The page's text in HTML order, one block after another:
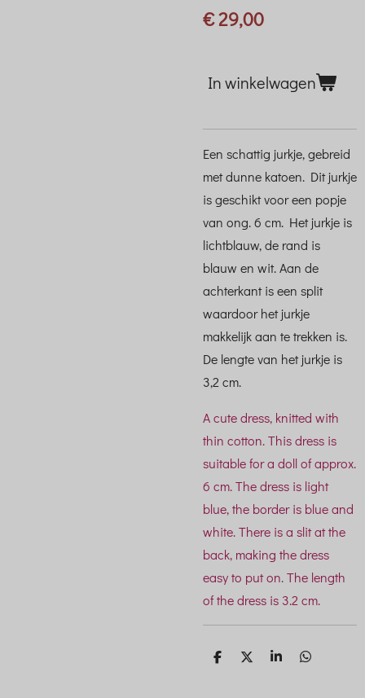
€ 29,00
In winkelwagen
Een schattig jurkje, gebreid
met dunne katoen. Dit jurkje
is geschikt voor een popje
van ong. 6 cm. Het jurkje is
lichtblauw, de rand is
blauw en wit. Aan de
achterkant is een split
waardoor het jurkje
makkelijk aan te trekken is.
De lengte van het jurkje is
3,2 cm.
A cute dress, knitted with
thin cotton. This dress is
suitable for a doll of approx.
6 cm. The dress is light
blue, the border is blue and
white. There is a slit at the
back, making the dress
easy to put on. The length
of the dress is 3.2 cm.
D
D
S
D